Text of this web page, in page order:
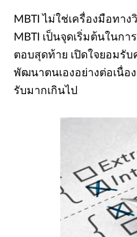
MBTI ไม่ใช่เครื่องมือทา
MBTI เป็นจุดเริ่มต้นในกา
ตอบสุดท้าย เปิดใจยอมรั
พัฒนาตนเองอย่างต่อเนื่อ
รับมากเกินไป